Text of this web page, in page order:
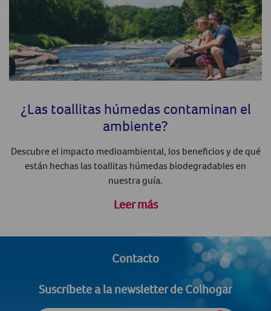
¿Las toallitas húmedas contaminan el
ambiente?
Descubre el impacto medioambiental, los beneficios y de qué
están hechas las toallitas húmedas biodegradables en
nuestra guía.
Leer más
Contacto
Suscríbete a la newsletter de Colhogar